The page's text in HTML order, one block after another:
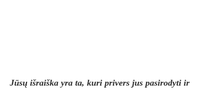
Jūsų išraiška yra ta, kuri privers jus pasirodyti ir